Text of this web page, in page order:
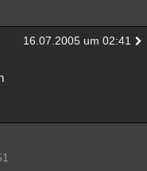
16.07.2005 um 02:41